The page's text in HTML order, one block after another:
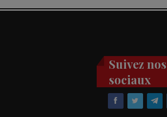
Suivez
sociaux